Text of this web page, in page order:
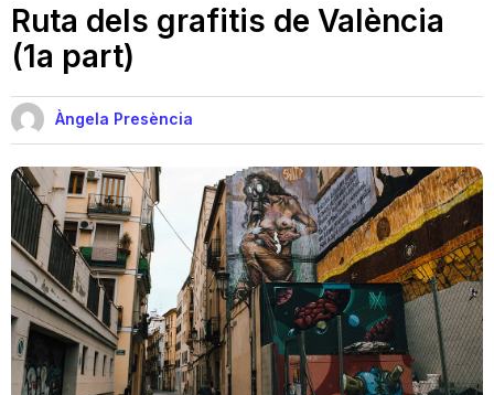
Cinema i Televisió
Festivals
Teatre
Ruta dels grafitis de València
(1a part)
Àngela Presència